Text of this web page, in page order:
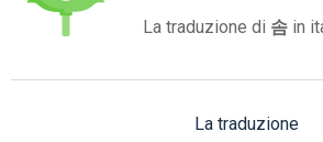
La traduzione di 솜 in
La traduzione